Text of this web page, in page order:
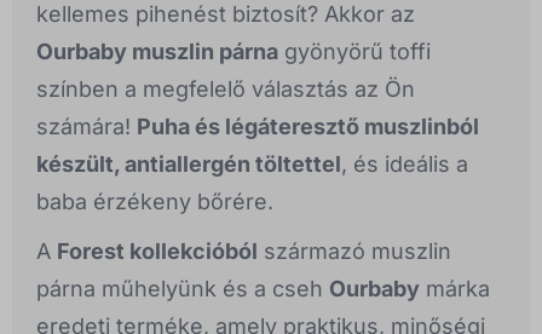
kellemes pihenést biztosít? Akkor az
Ourbaby muszlin párna gyönyörű toffi
színben a megfelelő választás az Ön
számára! Puha és légáteresztő muszlinból
készült, antiallergén töltettel, és ideális a
baba érzékeny bőrére.
A Forest kollekcióból származó muszlin
párna műhelyünk és a cseh Ourbaby márka
eredeti terméke, amely praktikus, minőségi